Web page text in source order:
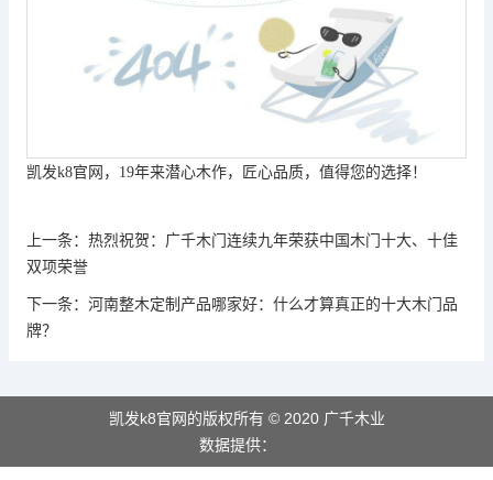
凯发k8官网 ， 19年来潜心木作，匠心品质，值得您的选择！
上一条： 热烈祝贺：广千木门连续九年荣获中国木门十大、十佳
双项荣誉
下一条： 河南整木定制产品哪家好：什么才算真正的十大木门品
牌？
凯发k8官网的版权所有 © 2020 广千木业
数据提供：